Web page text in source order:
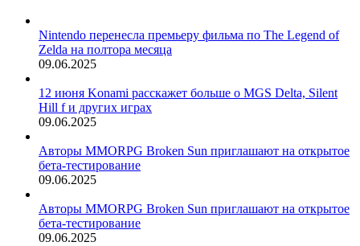
Nintendo перенесла премьеру фильма по The Legend of
Zelda на полтора месяца
09.06.2025
12 июня Konami расскажет больше о MGS Delta, Silent
Hill f и других играх
09.06.2025
Авторы MMORPG Broken Sun приглашают на открытое
бета-тестирование
09.06.2025
Авторы MMORPG Broken Sun приглашают на открытое
бета-тестирование
09.06.2025